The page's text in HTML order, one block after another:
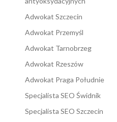
Adwokat Szczecin
Adwokat Przemyśl
Adwokat Tarnobrzeg
Adwokat Rzeszów
Adwokat Praga Południe
Specjalista SEO Świdnik
Specjalista SEO Szczecin